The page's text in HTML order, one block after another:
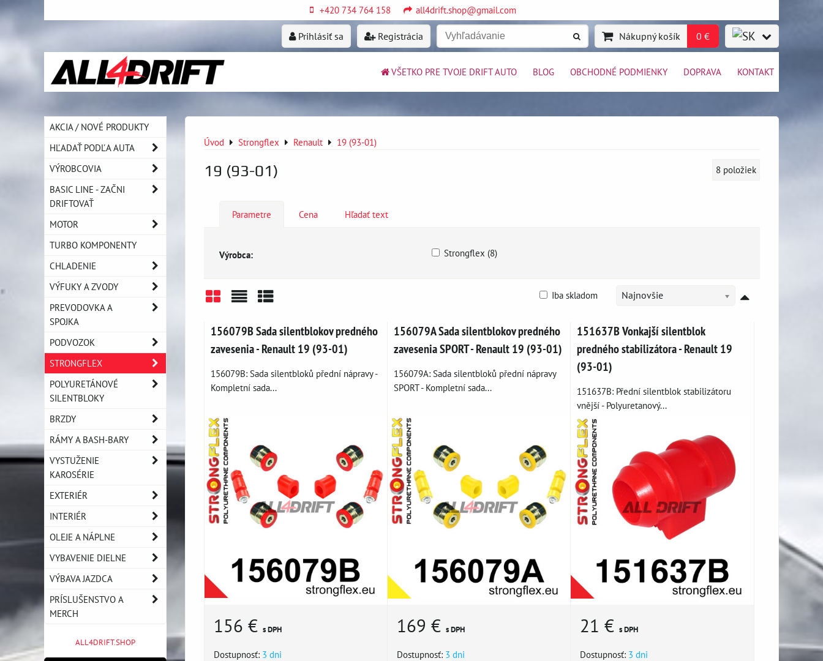
+420 734 764 158 all4drift.shop@gmail.com
Prihlásiť sa Registrácia Nákupný košík 0 €
VŠETKO PRE TVOJE DRIFT AUTO BLOG OBCHODNÉ PODMIENKY DOPRAVA KONTAKT
Úvod Strongflex Renault 19 (93-01)
19 (93-01) 8 položiek
Parametre Cena Hľadať text
Výrobca: Strongflex (8)
Najnovšie
Iba skladom
156079B Sada silentblokov predného
zavesenia - Renault 19 (93-01)
156079B: Sada silentbloků přední nápravy -
Kompletní sada...
156 € s DPH
Dostupnosť: 3 dni
156079A Sada silentblokov predného
zavesenia SPORT - Renault 19 (93-01)
156079A: Sada silentbloků přední nápravy
SPORT - Kompletní sada...
169 € s DPH
Dostupnosť: 3 dni
151637B Vonkajší silentblok
predného stabilizátora - Renault 19
(93-01)
151637B: Přední silentblok stabilizátoru
vnější - Polyuretanový...
21 €s DPH
Dostupnosť: 3 dni
AKCIA / NOVÉ PRODUKTY
HĽADAŤ PODĽA AUTA
VÝROBCOVIA
BASIC LINE - ZAČNI
DRIFTOVAŤ
MOTOR
TURBO KOMPONENTY
CHLADENIE
VÝFUKY A ZVODY
PREVODOVKA A
SPOJKA
PODVOZOK
STRONGFLEX
POLYURETÁNOVÉ
SILENTBLOKY
BRZDY
RÁMY A BASH-BARY
VYSTUŽENIE
KAROSÉRIE
EXTERIÉR
INTERIÉR
OLEJE A NÁPLNE
VYBAVENIE DIELNE
VÝBAVA JAZDCA
PRÍSLUŠENSTVO A
MERCH
ALL4DRIFT.SHOP